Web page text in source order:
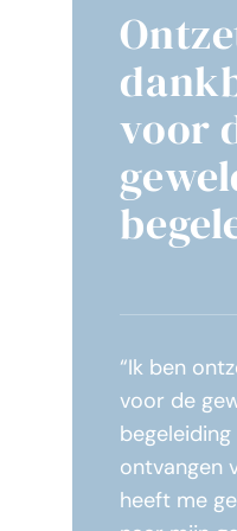
voor
“Ik ben
voor de
ontvangen
heeft me